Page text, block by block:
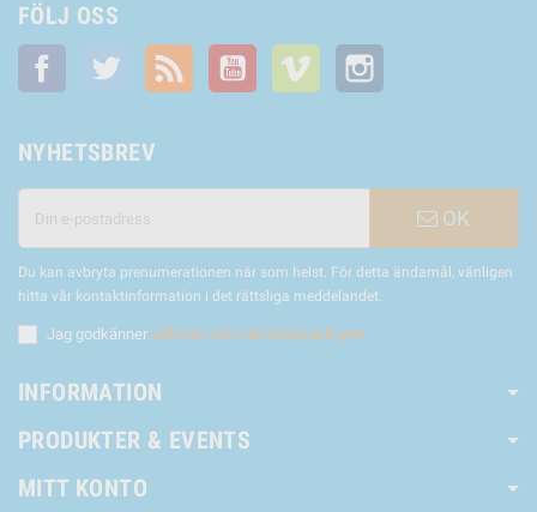
FÖLJ OSS
Facebook Twitter RSS YouTube Vimeo
NYHETSBREV
OK
Du kan avbryta prenumerationen när som helst. För detta ändamål, vänligen
hitta vår kontaktinformation i det rättsliga meddelandet.
Jag godkänner villkoren och sekretesspolicyen
INFORMATION
PRODUKTER & EVENTS
MITT KONTO